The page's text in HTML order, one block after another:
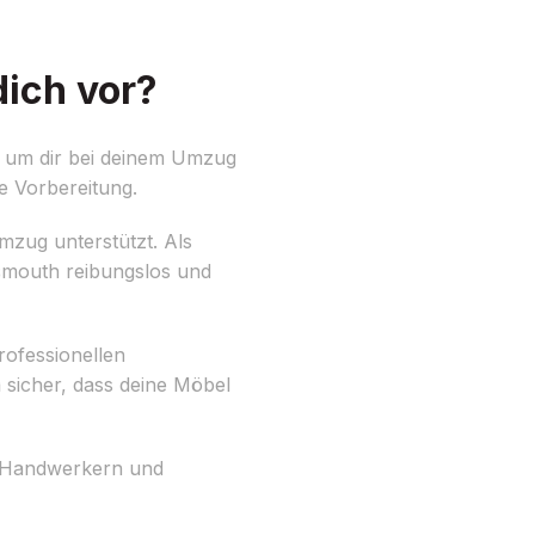
vor?
dir bei deinem Umzug
Vorbereitung.
unterstützt. Als
reibungslos und
dass deine Möbel
und